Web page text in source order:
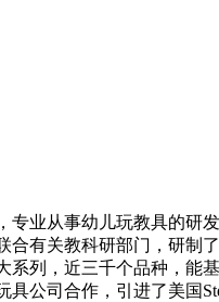
专业从事幼儿玩教具的研
合有关教科研部门，研制
列，近三千个品种，能
公司合作，引进了美国